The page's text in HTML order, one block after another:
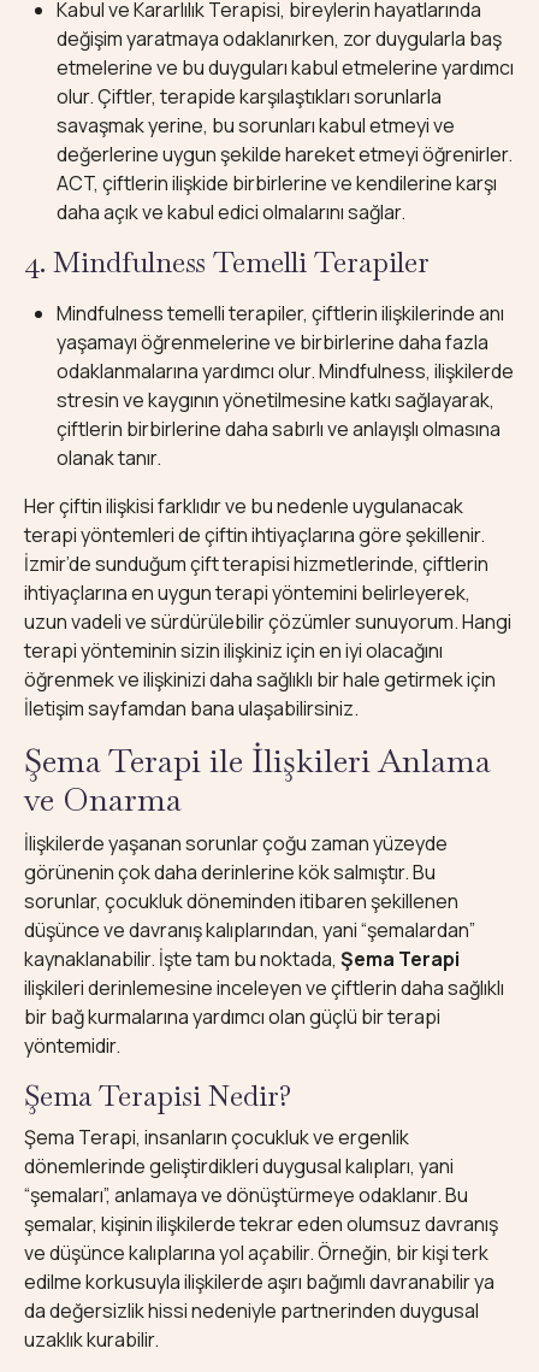
Kabul ve Kararlılık Terapisi, bireylerin hayatlarında
değişim yaratmaya odaklanırken, zor duygularla baş
etmelerine ve bu duyguları kabul etmelerine yardımcı
olur. Çiftler, terapide karşılaştıkları sorunlarla
savaşmak yerine, bu sorunları kabul etmeyi ve
değerlerine uygun şekilde hareket etmeyi öğrenirler.
ACT, çiftlerin ilişkide birbirlerine ve kendilerine karşı
daha açık ve kabul edici olmalarını sağlar.
4. Mindfulness Temelli Terapiler
Mindfulness temelli terapiler, çiftlerin ilişkilerinde anı
yaşamayı öğrenmelerine ve birbirlerine daha fazla
odaklanmalarına yardımcı olur. Mindfulness, ilişkilerde
stresin ve kaygının yönetilmesine katkı sağlayarak,
çiftlerin birbirlerine daha sabırlı ve anlayışlı olmasına
olanak tanır.
Her çiftin ilişkisi farklıdır ve bu nedenle uygulanacak
terapi yöntemleri de çiftin ihtiyaçlarına göre şekillenir.
İzmir’de sunduğum çift terapisi hizmetlerinde, çiftlerin
ihtiyaçlarına en uygun terapi yöntemini belirleyerek,
uzun vadeli ve sürdürülebilir çözümler sunuyorum. Hangi
terapi yönteminin sizin ilişkiniz için en iyi olacağını
öğrenmek ve ilişkinizi daha sağlıklı bir hale getirmek için
İletişimsayfamdan bana ulaşabilirsiniz.
Şema Terapi ile İlişkileri Anlama
ve Onarma
İlişkilerde yaşanan sorunlar çoğu zaman yüzeyde
görünenin çok daha derinlerine kök salmıştır. Bu
sorunlar, çocukluk döneminden itibaren şekillenen
düşünce ve davranış kalıplarından, yani “şemalardan”
kaynaklanabilir. İşte tam bu noktada, Şema Terapi
ilişkileri derinlemesine inceleyen ve çiftlerin daha sağlıklı
bir bağ kurmalarına yardımcı olan güçlü bir terapi
yöntemidir.
Şema Terapisi Nedir?
Şema Terapi, insanların çocukluk ve ergenlik
dönemlerinde geliştirdikleri duygusal kalıpları, yani
“şemaları”, anlamaya ve dönüştürmeye odaklanır. Bu
şemalar, kişinin ilişkilerde tekrar eden olumsuz davranış
ve düşünce kalıplarına yol açabilir. Örneğin, bir kişi terk
edilme korkusuyla ilişkilerde aşırı bağımlı davranabilir ya
da değersizlik hissi nedeniyle partnerinden duygusal
uzaklık kurabilir.